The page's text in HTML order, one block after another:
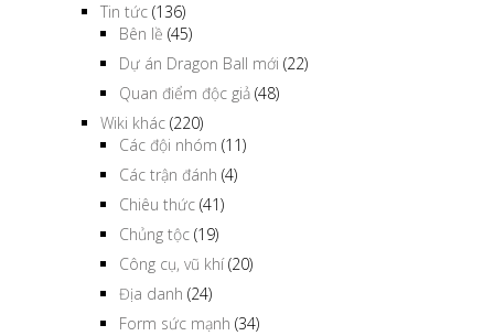
Tin tức (136)
Bên lề (45)
Dự án Dragon Ball mới (22)
Quan điểm độc giả (48)
Wiki khác (220)
Các đội nhóm (11)
Các trận đánh (4)
Chiêu thức (41)
Chủng tộc (19)
Công cụ, vũ khí(20)
Địa danh (24)
Form sức mạnh (34)